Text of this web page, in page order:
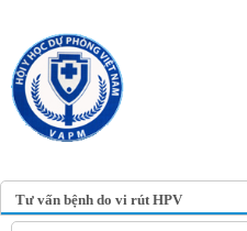
Tư vấn bệnh do vi rút HPV